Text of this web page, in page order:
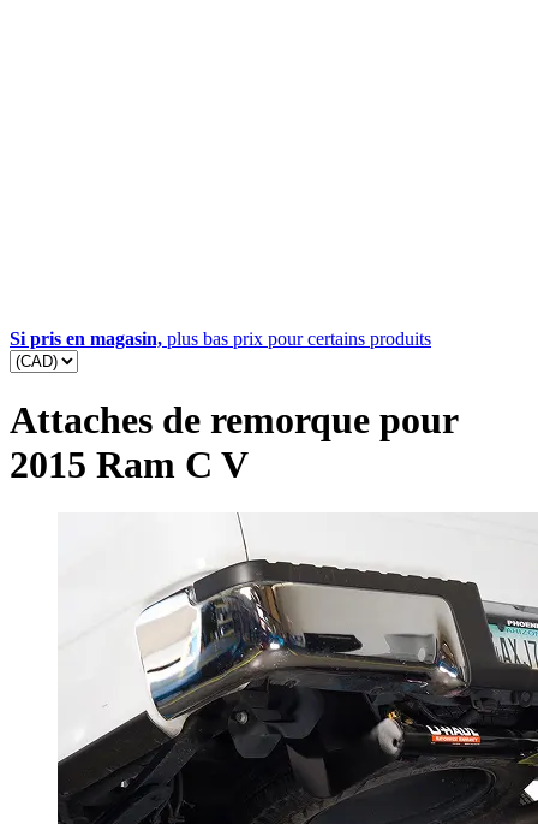
Si pris en magasin, plus bas prix pour certains produits
Attaches de remorque pour
2015 Ram C V